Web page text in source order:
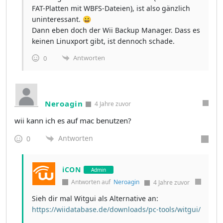
FAT-Platten mit WBFS-Dateien), ist also gänzlich
uninteressant. 😀
Dann eben doch der Wii Backup Manager. Dass es
keinen Linuxport gibt, ist dennoch schade.
0 Antworten
Neroagin 4 Jahre zuvor
wii kann ich es auf mac benutzen?
0 Antworten
iCON Admin
Antworten auf Neroagin 4 Jahre zuvor
Sieh dir mal Witgui als Alternative an:
https://wiidatabase.de/downloads/pc-tools/witgui/